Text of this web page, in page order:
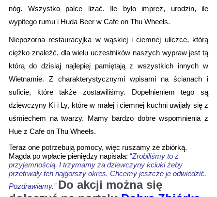
nóg. Wszystko palce lizać. Ile było imprez, urodzin, ile
wypitego rumu i Huda Beer w Cafe on Thu Wheels.
Niepozorna restauracyjka w wąskiej i ciemnej uliczce, którą
ciężko znaleźć, dla wielu uczestników naszych wypraw jest tą
którą do dzisiaj najlepiej pamiętają z wszystkich innych w
Wietnamie. Z charakterystycznymi wpisami na ścianach i
suficie, które także zostawiliśmy. Dopełnieniem tego są
dziewczyny Ki i Ly, które w małej i ciemnej kuchni uwijały się z
uśmiechem na twarzy. Mamy bardzo dobre wspomnienia z
Hue z Cafe on Thu Wheels.
Teraz one potrzebują pomocy, więc ruszamy ze zbiórką.
Magda po wpłacie pieniędzy napisała: “Zrobiliśmy to z
przyjemnością. I trzymamy za dziewczyny kciuki żeby
przetrwały ten najgorszy okres. Chcemy jeszcze je odwiedzić.
Pozdrawiamy.” Do akcji można się